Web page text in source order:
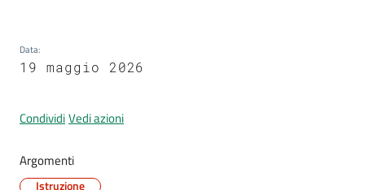
Segnalazioni
a
a
n
Data:
19 maggio 2026
CondividiVedi azioni
Argomenti
Istruzione